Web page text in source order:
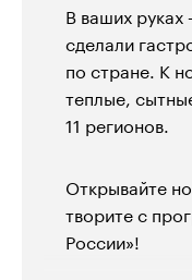
В ваших
сделали
по стране. К
теплые,
11 регионов.
Открывайте
творите с
России»!